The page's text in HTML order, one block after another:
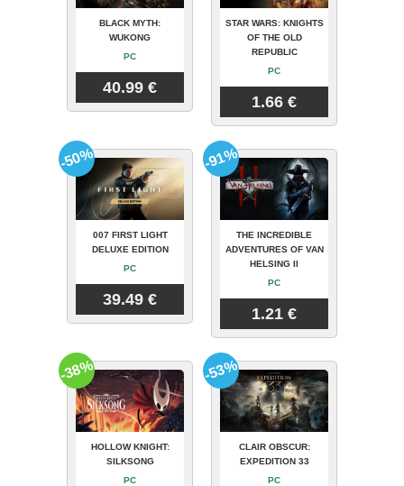
BLACK MYTH:
WUKONG
PC
40.99 €
STAR WARS: KNIGHTS
OF THE OLD
REPUBLIC
PC
1.66 €
007 FIRST LIGHT
DELUXE EDITION
PC
39.49 €
-50%
THE INCREDIBLE
ADVENTURES OF VAN
HELSING II
PC
1.21 €
-91%
HOLLOW KNIGHT:
SILKSONG
PC
-38%
CLAIR OBSCUR:
EXPEDITION 33
PC
-53%